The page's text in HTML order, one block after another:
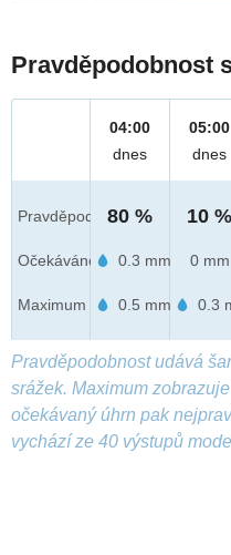
Pravděpodobnost
Pravděpod.
Očekáváno
Maximum
04:00
dnes
80 %
0.3 mm
0.5 mm
05:00
dnes
10 %
0 mm
0.3
Pravděpodobnost udává
srážek. Maximum
očekávaný úhrn pak
vychází ze 40 výstupů